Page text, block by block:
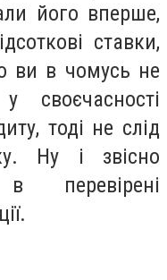
його вперше,
ставки,
ви в чомусь не
своєчасності
тоді не слід
Ну і звісно
перевірені